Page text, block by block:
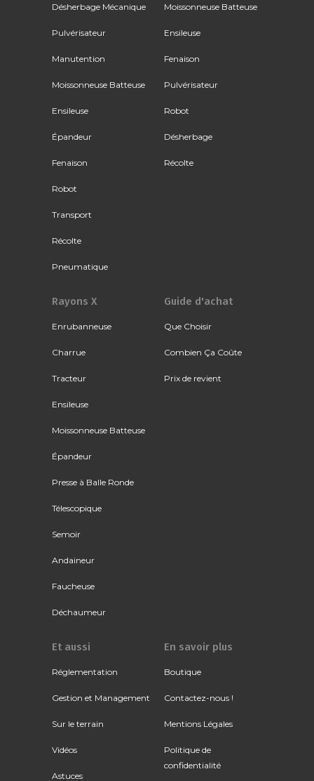
Désherbage Mécanique
Pulvérisateur
Manutention
Moissonneuse Batteuse
Ensileuse
Épandeur
Fenaison
Robot
Transport
Récolte
Pneumatique
Moissonneuse Batteuse
Ensileuse
Fenaison
Pulvérisateur
Robot
Désherbage
Récolte
Rayons X
Enrubanneuse
Charrue
Tracteur
Ensileuse
Moissonneuse Batteuse
Épandeur
Presse à Balle Ronde
Télescopique
Semoir
Andaineur
Faucheuse
Déchaumeur
Guide d'achat
Que Choisir
Combien Ça Coûte
Prix de revient
Et aussi
Réglementation
Gestion et Management
Sur le terrain
Vidéos
Astuces
En savoir plus
Boutique
Contactez-nous !
Mentions Légales
Politique de
confidentialité